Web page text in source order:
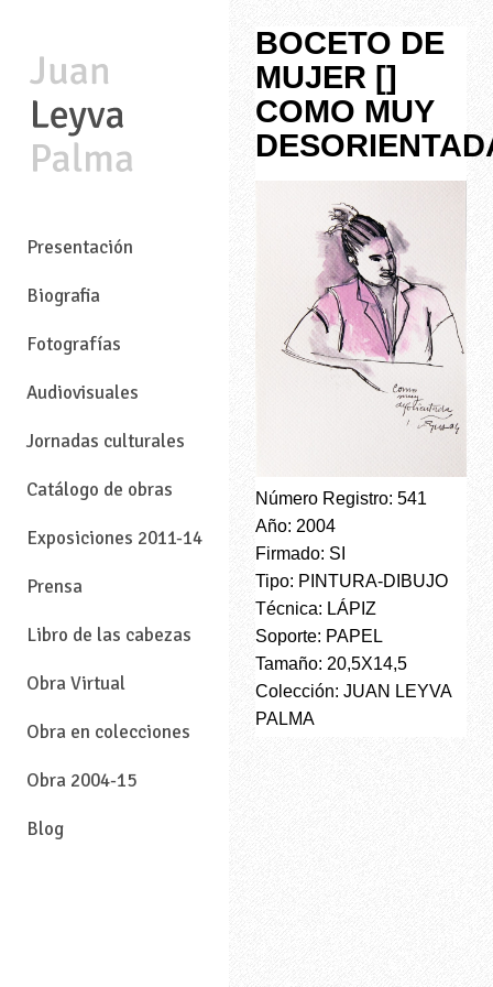
Presentación
Biografia
Fotografías
Audiovisuales
Jornadas culturales
Catálogo de obras
Exposiciones 2011-14
Prensa
Libro de las cabezas
Obra Virtual
Obra en colecciones
Obra 2004-15
Blog
BOCETO DE
MUJER []
COMO MUY
Número Registro: 541
Año: 2004
Firmado: SI
Tipo: PINTURA-DIBUJO
Técnica: LÁPIZ
Soporte: PAPEL
Tamaño: 20,5X14,5
Colección: JUAN LEYVA
PALMA